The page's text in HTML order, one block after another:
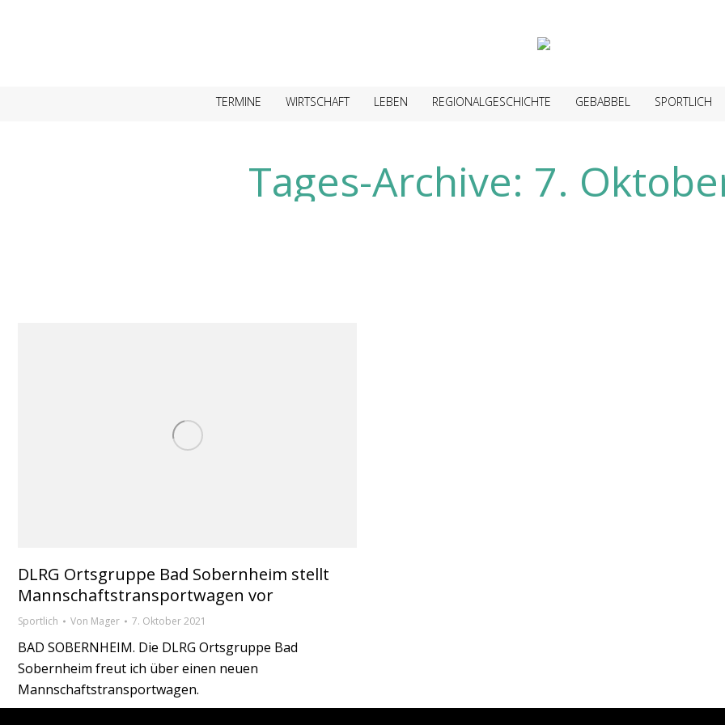
TERMINE WIRTSCHAFT LEBEN REGIONALGESCHICHTE GEBABBEL SPORTLICH
Tages-Archive: 7.
DLRG Ortsgruppe Bad Sobernheim stellt
Mannschaftstransportwagen vor
Sportlich Von Mager 7. Oktober 2021
BAD SOBERNHEIM. Die DLRG Ortsgruppe Bad
Sobernheim freut ich über einen neuen
Mannschaftstransportwagen.